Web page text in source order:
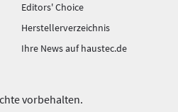
Editors' Choice
Herstellerverzeichnis
Ihre News auf haustec.de
vorbehalten.